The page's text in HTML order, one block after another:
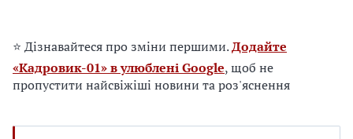
⭐ Дізнавайтеся про зміни першими.Додайте
«Кадровик-01» в улюблені Google, щоб не
пропустити найсвіжіші новини та роз'яснення